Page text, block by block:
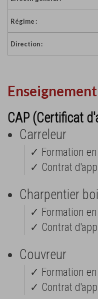
Régime :
Direction :
CAP (Certificat
Carreleur
✓ Formation
✓ Contrat
Charpentier
✓ Formation
✓ Contrat
Couvreur
✓ Formation
✓ Contrat